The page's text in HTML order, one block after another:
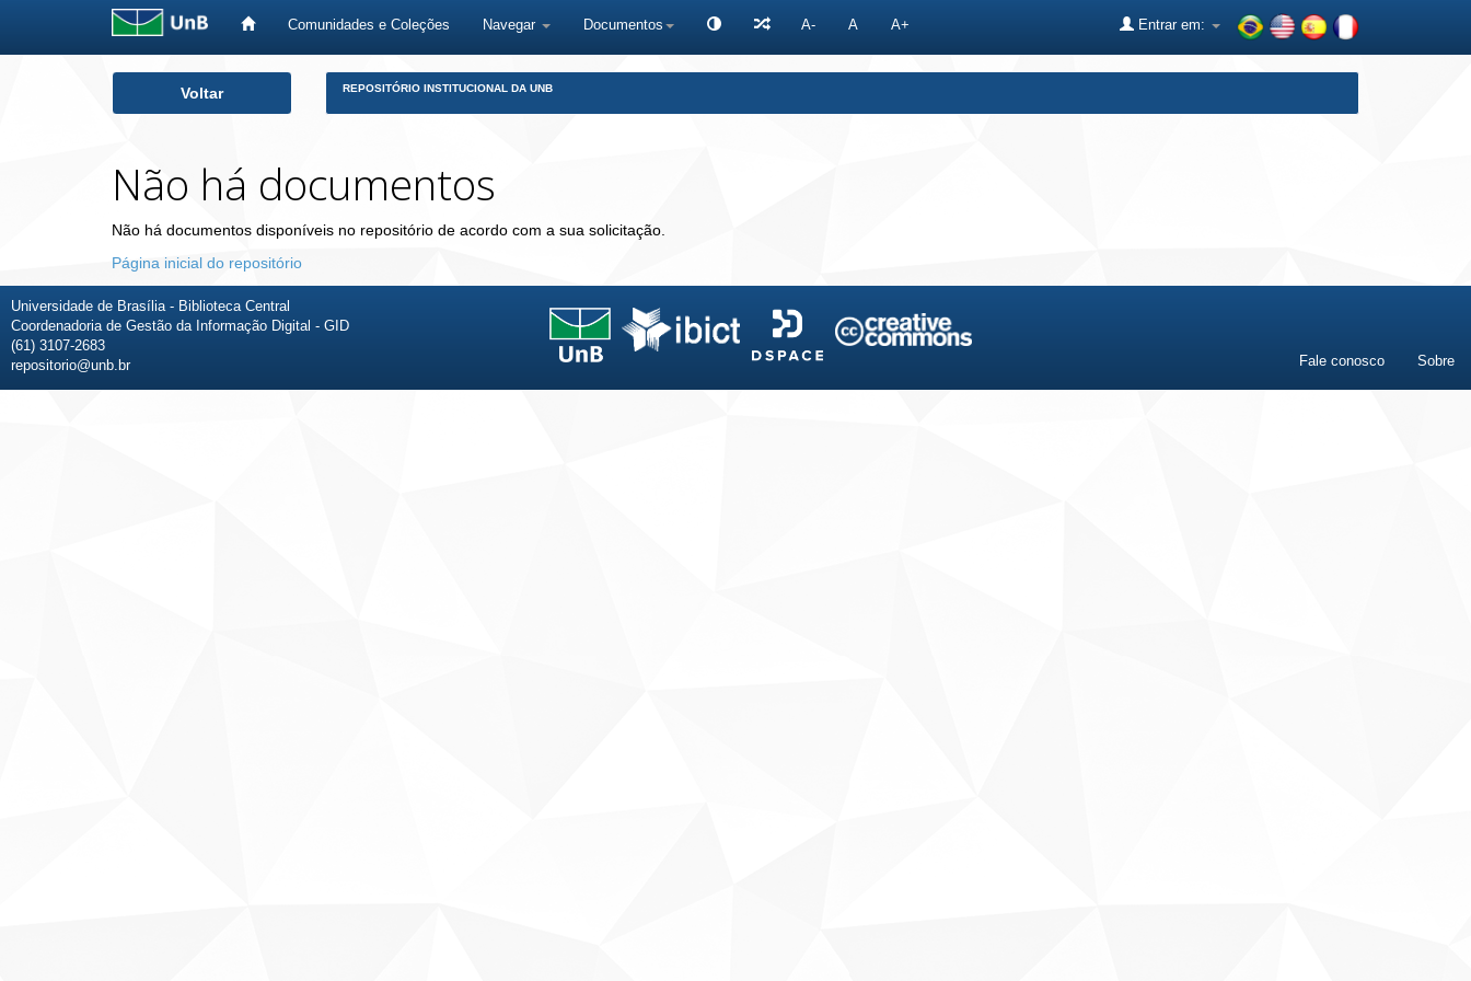
Comunidades e Coleções Navegar Documentos A- A A+ Entrar em:
Voltar REPOSITÓRIO INSTITUCIONAL DA UNB
Não há documentos
Não há documentos disponíveis no repositório de acordo com a sua solicitação.
Página inicial do repositório
Universidade de Brasília - Biblioteca Central
Coordenadoria de Gestão da Informação Digital - GID
(61) 3107-2683
repositorio@unb.br
Fale conosco Sobre